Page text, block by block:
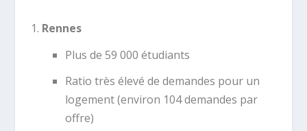
Rennes
Plus de 59 000 étudiants
Ratio très élevé de demandes pour un
logement (environ 104 demandes par
offre)